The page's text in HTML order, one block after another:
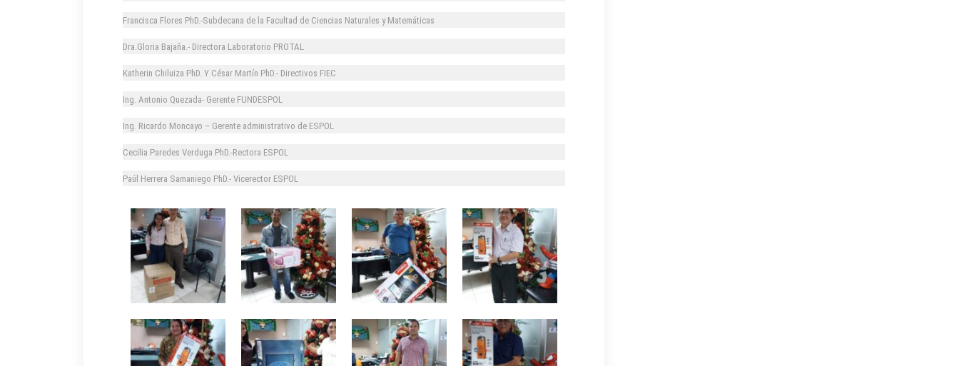
Francisca Flores PhD.-Subdecana de la Facultad de Ciencias Naturales y Matemáticas
Dra.Gloria Bajaña.- Directora Laboratorio PROTAL
Katherin Chiluiza PhD. Y César Martín PhD.- Directivos FIEC
Ing. Antonio Quezada- Gerente FUNDESPOL
Ing. Ricardo Moncayo – Gerente administrativo de ESPOL
Cecilia Paredes Verduga PhD.-Rectora ESPOL
Paúl Herrera Samaniego PhD.- Vicerector ESPOL